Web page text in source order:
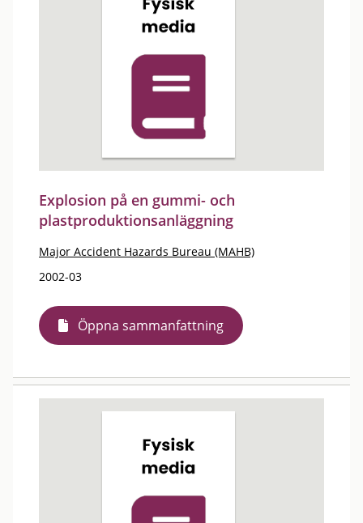
Explosion på en gummi- och
plastproduktionsanläggning
Major Accident Hazards Bureau (MAHB)
2002-03
Öppna sammanfattning